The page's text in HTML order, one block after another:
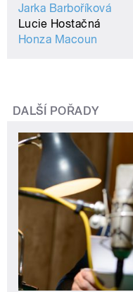
Jarka Barboříková
Lucie Hostačná
Honza Macoun
DALŠÍ POŘADY